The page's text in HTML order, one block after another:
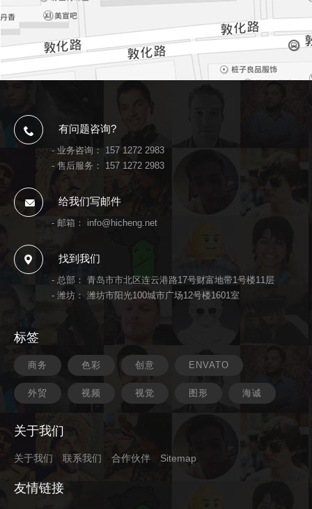
有问题咨询?
- 业务咨询： 157 1272 2983
- 售后服务： 157 1272 2983
给我们写邮件
- 邮箱： info@hicheng.net
找到我们
- 总部： 青岛市市北区连云港路17号财富地带1号楼11层
- 潍坊： 潍坊市阳光100城市广场12号楼1601室
标签
商务 色彩 创意 ENVATO
外贸 视频 视觉 图形 海诚
关于我们
关于我们 联系我们 合作伙伴 Sitemap
友情链接